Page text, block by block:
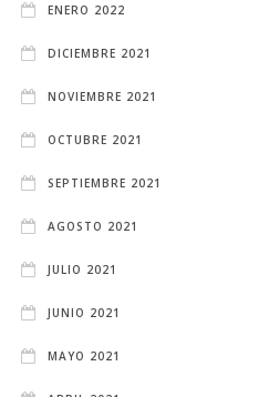
ENERO 2022
DICIEMBRE 2021
NOVIEMBRE 2021
OCTUBRE 2021
SEPTIEMBRE 2021
AGOSTO 2021
JULIO 2021
JUNIO 2021
MAYO 2021